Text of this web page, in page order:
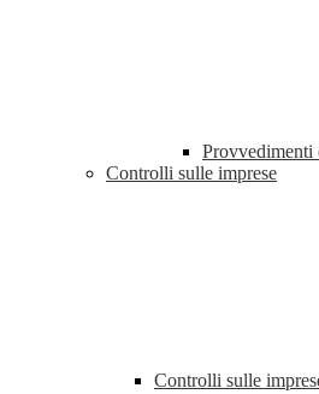
Provvedimenti
Controlli sulle imprese
Controlli sulle